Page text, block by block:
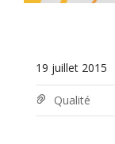
19 juillet 2015
Qualité